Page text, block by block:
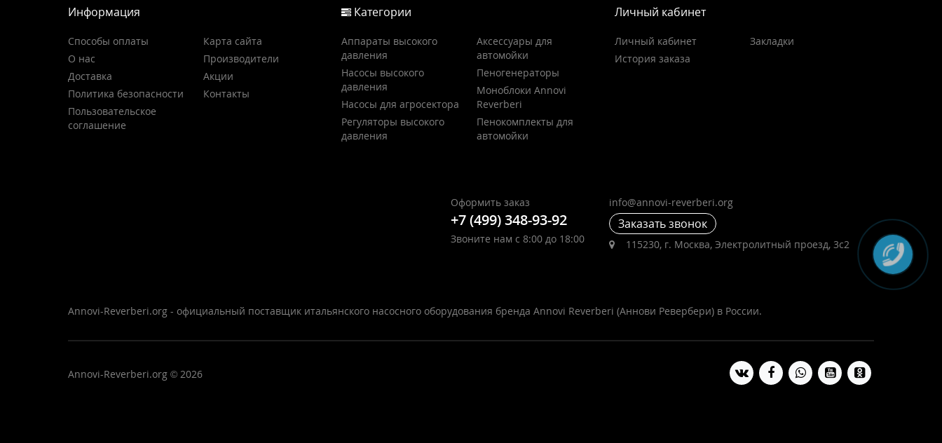
Информация
Способы оплаты
О нас
Доставка
Политика безопасности
Пользовательское
соглашение
Карта сайта
Производители
Акции
Контакты
Категории
Аппараты высокого
давления
Насосы высокого
давления
Насосы для агросектора
Регуляторы высокого
давления
Аксессуары для
автомойки
Пеногенераторы
Моноблоки Annovi
Reverberi
Пенокомплекты для
автомойки
Личный кабинет
Личный кабинет
История заказа
Закладки
Оформить заказ
+7 (499) 348-93-92
Звоните нам с 8:00 до 18:00
info@annovi-reverberi.org
Заказать звонок
115230, г. Москва, Электролитный проезд, 3с2
Annovi-Reverberi.org - официальный поставщик итальянского насосного оборудования бренда Annovi Reverberi (Аннови Ревербери) в России.
Annovi-Reverberi.org © 2026